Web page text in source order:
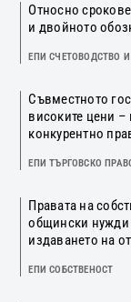
Относно
и двойното
ЕПИ СЧЕТОВОДСТВО
Съвместното
високите цени –
конкурентно
ЕПИ ТЪРГОВСКО
Правата на
общински
издаването на
ЕПИ СОБСТВЕНОСТ